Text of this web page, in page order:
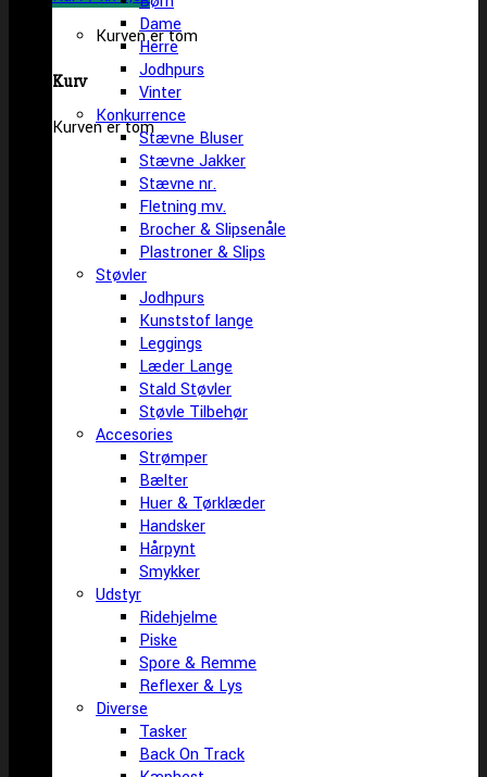
Kurven er tom
Kurv
Kurven er tom
Dame
Herre
Jodhpurs
Vinter
Konkurrence
Stævne Bluser
Stævne Jakker
Stævne nr.
Fletning mv.
Brocher & Slipsenåle
Plastroner & Slips
Støvler
Jodhpurs
Kunststof lange
Leggings
Læder Lange
Stald Støvler
Støvle Tilbehør
Accesories
Strømper
Bælter
Huer & Tørklæder
Handsker
Hårpynt
Smykker
Udstyr
Ridehjelme
Piske
Spore & Remme
Reflexer & Lys
Diverse
Tasker
Back On Track